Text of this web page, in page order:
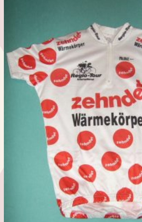
multiple
variants.
The
options
may
chosen
on
the
product
page